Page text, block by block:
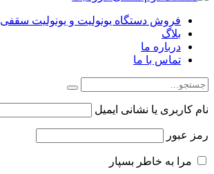
فروش دستگاه یونولیت و یونولیت سقفی
بلاگ
درباره ما
تماس با ما
نام کاربری یا نشانی ایمیل
رمز عبور
مرا به خاطر بسپار